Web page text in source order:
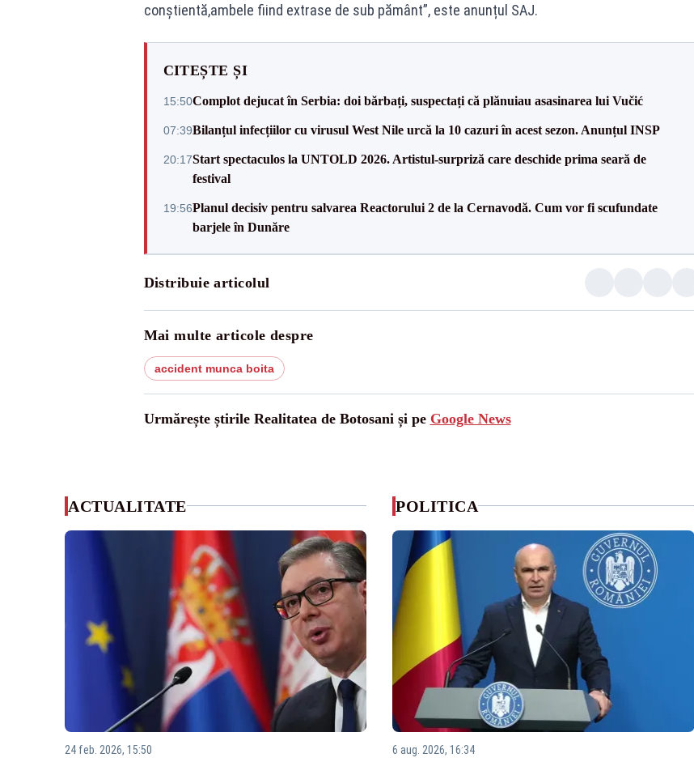
conștientă,ambele fiind extrase de sub pământ”, este anunțul SAJ.
CITEȘTE ȘI
15:50Complot dejucat în Serbia: doi bărbați, suspectați că plănuiau asasinarea lui Vučić
07:39Bilanțul infecțiilor cu virusul West Nile urcă la 10 cazuri în acest sezon. Anunțul INSP
20:17Start spectaculos la UNTOLD 2026. Artistul-surpriză care deschide prima seară de
festival
19:56Planul decisiv pentru salvarea Reactorului 2 de la Cernavodă. Cum vor fi scufundate
barjele în Dunăre
Distribuie articolul
Mai multe articole despre
accident munca boita
Urmărește știrile Realitatea de Botosani și pe Google News
ACTUALITATE
24 feb. 2026, 15:50
POLITICA
6 aug. 2026, 16:34